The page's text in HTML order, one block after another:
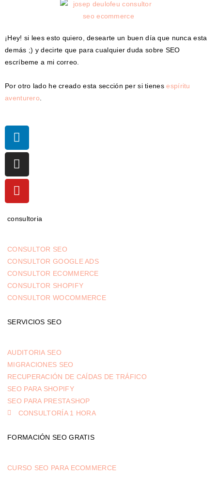
¡Hey! si lees esto quiero, desearte un buen día que nunca esta
demás ;) y decirte que para cualquier duda sobre SEO
escríbeme a mi correo.
Por otro lado he creado esta sección per si tienesespíritu
aventurero
consultoria
CONSULTOR SEO
CONSULTOR GOOGLE ADS
CONSULTOR ECOMMERCE
CONSULTOR SHOPIFY
CONSULTOR WOCOMMERCE
SERVICIOS SEO
AUDITORIA SEO
MIGRACIONES SEO
RECUPERACIÓN DE CAÍDAS DE TRÁFICO
SEO PARA SHOPIFY
SEO PARA PRESTASHOP
CONSULTORÍA 1 HORA
FORMACIÓN SEO GRATIS
CURSO SEO PARA ECOMMERCE